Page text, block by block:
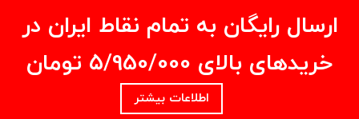
ارسال رایگان به تمام نقاط ایران در
خریدهای بالای ۵/950/000 تومان
اطلاعات بیشتر